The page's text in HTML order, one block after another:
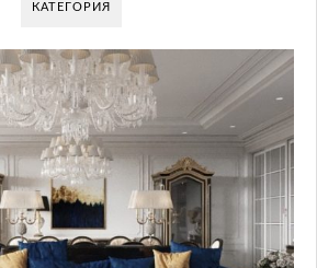
КАТЕГОРИЯ
GLAZOV DESIGN
ПОДХОД
Glazov Design Group- это одна
в